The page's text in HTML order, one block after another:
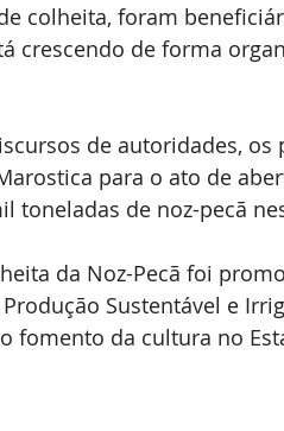
colheita, foram
crescendo de forma
de autoridades,
para o ato de
toneladas de noz-pecã
da Noz-Pecã foi
Sustentável e
fomento da cultura no